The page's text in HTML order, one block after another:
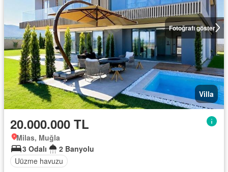
Fotoğrafı göster
Villa
20.000.000 TL
Milas, Muğla
3 Odalı
2 Banyolu
Uüzme havuzu